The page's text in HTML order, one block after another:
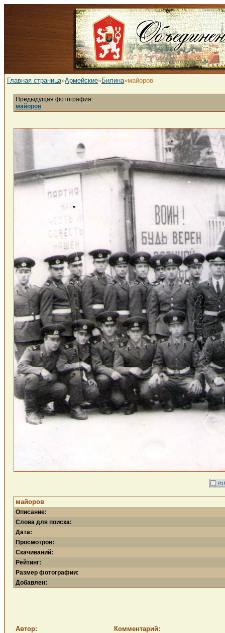
Главная страница»Армейские»Билина»майоров
Предыдущая фотография:
майоров
майоров
Описание:
Слова для поиска:
Дата:
Просмотров:
Скачиваний:
Рейтинг:
Размер фотографии:
Добавлен:
Автор: Комментарий: